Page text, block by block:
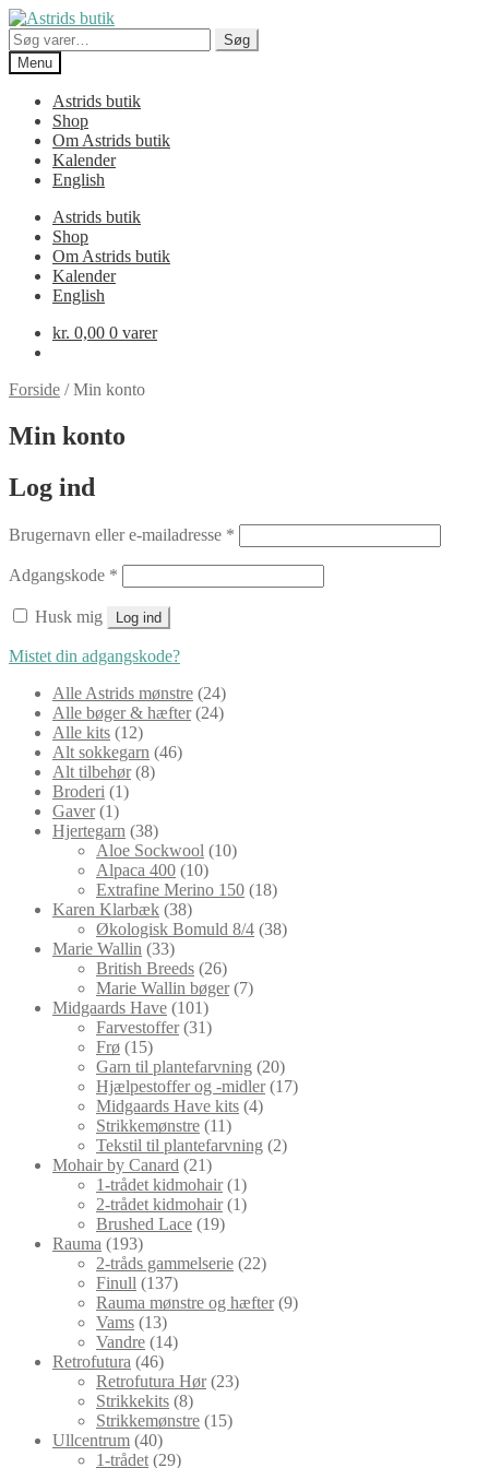
Spring
til
navigation
Spring
til
indhold
Søg
efter:
Søg
Menu
Astrids butik
Shop
Om Astrids butik
Kalender
English
Astrids butik
Shop
Om Astrids butik
Kalender
English
kr. 0,00 0 varer
Forside /Min konto
Min konto
Log ind
Brugernavn eller e-mailadresse *
Adgangskode *
Husk mig Log ind
Mistet din adgangskode?
Alle Astrids mønstre 2424
varer
Alle bøger & hæfter 2424
Alle kits 1212
varer
Alt sokkegarn 4646
Alt tilbehør 88
Broderi 11
Gaver 11
vare
Hjertegarn 3838
varer
Aloe Sockwool 1010
Alpaca 400 1010
varer
Extrafine Merino 150 1818
Karen Klarbæk 3838
varer
Økologisk Bomuld 8/4 3838
Marie Wallin 3333
varer
British Breeds 2626
varer
Marie Wallin bøger 77
Midgaards Have 101101
varer
Farvestoffer 3131
Frø 1515
varer
Garn til plantefarvning 2020
varer
Hjælpestoffer og -midler 1717
Midgaards Have kits 44
Strikkemønstre 1111
varer
Tekstil til plantefarvning 22
Mohair by Canard 2121
varer
1-trådet kidmohair 11
vare
2-trådet kidmohair 11
Brushed Lace 1919
Rauma 193193
varer
2-tråds gammelserie 2222
Finull 137137
varer
Rauma mønstre og hæfter 99
Vams 1313
varer
Vandre 1414
Retrofutura 4646
varer
Retrofutura Hør 2323
Strikkekits 88
varer
Strikkemønstre 1515
Ullcentrum 4040
varer
1-trådet 2929